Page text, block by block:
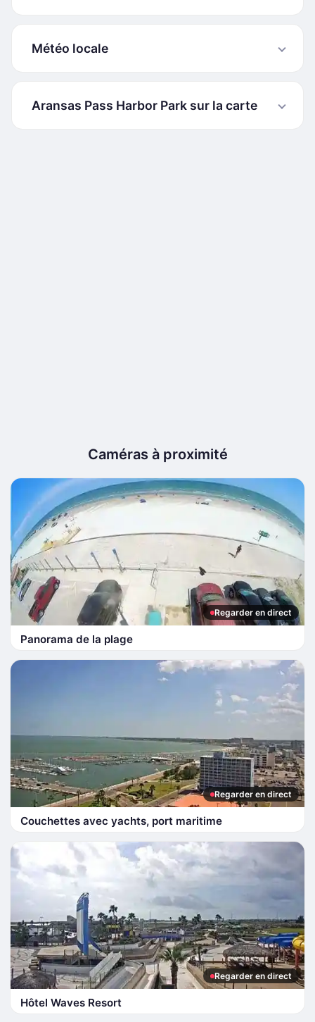
Météo locale
Aransas Pass Harbor Park sur la carte
Caméras à proximité
Regarder en direct
Panorama de la plage
Regarder en direct
Couchettes avec yachts, port maritime
Regarder en direct
Hôtel Waves Resort